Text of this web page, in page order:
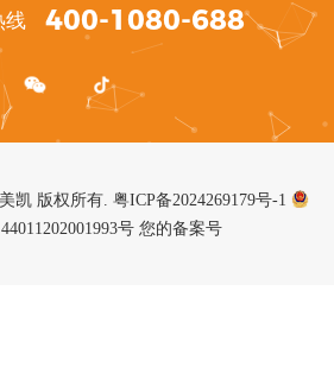
线 400-1080-688
凯 版权所有. 粤ICP备2024269179号-1
号 您的备案号